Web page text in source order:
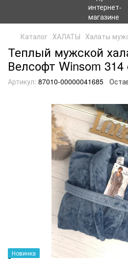
Каталог ХАЛАТЫ Халаты
Теплый мужской
Велсофт Winsom
Артикул: 87010-00000041685
Новинка